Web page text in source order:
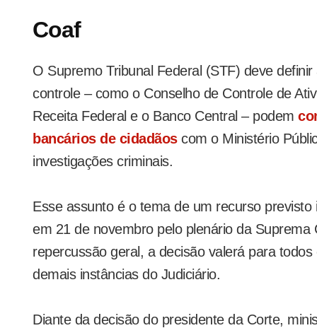
Coaf
O Supremo Tribunal Federal (STF) deve
controle – como o Conselho de Controle de
Receita Federal e o Banco Central – podem
bancários de cidadãos com o Ministério
investigações criminais.
Esse assunto é o tema de um recurso previsto
em 21 de novembro pelo plenário da
repercussão geral, a decisão valerá para
demais instâncias do Judiciário.
Diante da decisão do presidente da Corte,